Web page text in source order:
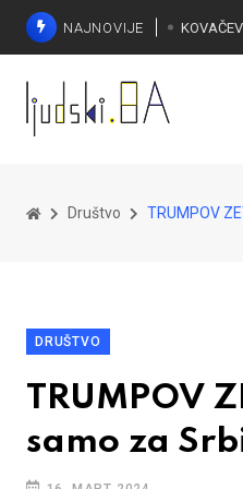
NAJNOVIJE
Društvo TRUMPOV
DRUŠTVO
TRUMPOV
samo za